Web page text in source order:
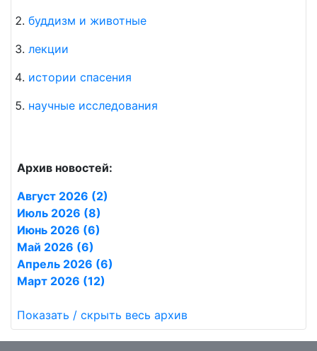
буддизм и животные
лекции
истории спасения
научные исследования
Архив новостей:
Август 2026 (2)
Июль 2026 (8)
Июнь 2026 (6)
Май 2026 (6)
Апрель 2026 (6)
Март 2026 (12)
Показать / скрыть весь архив